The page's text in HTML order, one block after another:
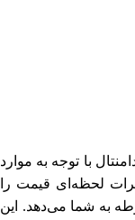
با توجه به موارد
لحظه‌ای قیمت را
به شما می‌دهد. این